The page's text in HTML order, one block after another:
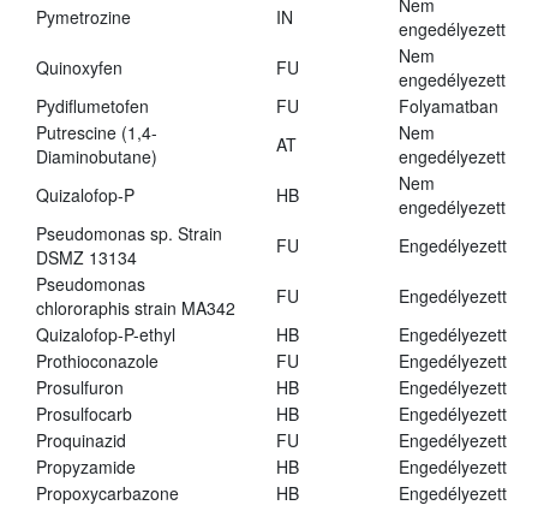
Pymetrozine
IN
Nem
engedélyezett
Quinoxyfen
FU
Nem
engedélyezett
Pydiflumetofen
FU
Folyamatban
Putrescine (1,4-
Diaminobutane)
AT
Nem
engedélyezett
Quizalofop-P
HB
Nem
engedélyezett
Pseudomonas sp. Strain
DSMZ 13134
FU
Engedélyezett
Pseudomonas
chlororaphis strain MA342
FU
Engedélyezett
Quizalofop-P-ethyl
HB
Engedélyezett
Prothioconazole
FU
Engedélyezett
Prosulfuron
HB
Engedélyezett
Prosulfocarb
HB
Engedélyezett
Proquinazid
FU
Engedélyezett
Propyzamide
HB
Engedélyezett
Propoxycarbazone
HB
Engedélyezett